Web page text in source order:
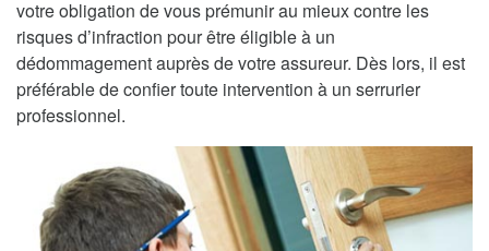
votre obligation de vous prémunir au mieux contre les
risques d’infraction pour être éligible à un
dédommagement auprès de votre assureur. Dès lors, il est
préférable de confier toute intervention à un serrurier
professionnel.